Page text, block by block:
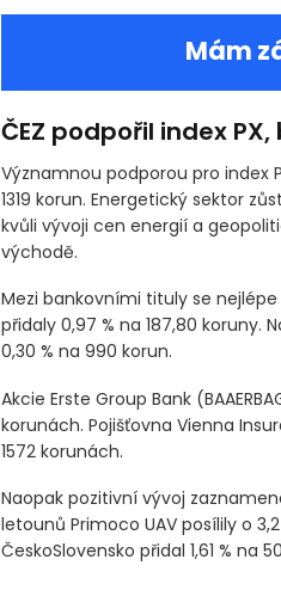
Mírně v červených číslech
odepsaly 0,63 % na 397 korun.
Mám
ČEZ podpořil index
Významnou podporou pro index
1319 korun. Energetický sektor
kvůli vývoji cen energií a
východě.
Mezi bankovními tituly se
přidaly 0,97 % na 187,80 koruny.
0,30 % na 990 korun.
Akcie Erste Group Bank
korunách. Pojišťovna Vienna
1572 korunách.
Naopak pozitivní vývoj